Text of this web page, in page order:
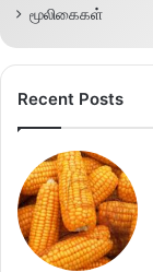
மூலிகைகள்
Recent Posts